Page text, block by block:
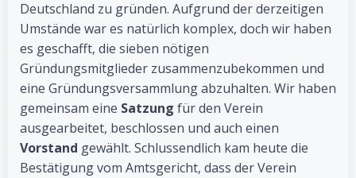
Deutschland zu gründen. Aufgrund der derzeitigen
Umstände war es natürlich komplex, doch wir haben
es geschafft, die sieben nötigen
Gründungsmitglieder zusammenzubekommen und
eine Gründungsversammlung abzuhalten. Wir haben
gemeinsam eine Satzung für den Verein
ausgearbeitet, beschlossen und auch einen
Vorstand gewählt. Schlussendlich kam heute die
Bestätigung vom Amtsgericht, dass der Verein